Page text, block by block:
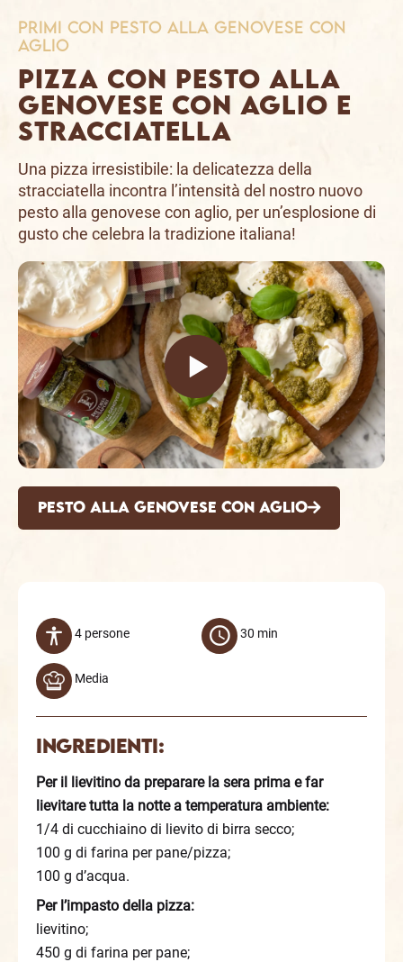
primi con Pesto alla Genovese con
Aglio
Pizza con Pesto alla
Genovese con aglio e
stracciatella
Una pizza irresistibile: la delicatezza della
stracciatella incontra l’intensità del nostro nuovo
pesto alla genovese con aglio, per un’esplosione di
gusto che celebra la tradizione italiana!
Pesto alla Genovese con Aglio
4 persone 30 min
Media
Ingredienti:
Per il lievitino da preparare la sera prima e far
lievitare tutta la notte a temperatura ambiente:
1/4 di cucchiaino di lievito di birra secco;
100 g di farina per pane/pizza;
100 g d’acqua.
Per l’impasto della pizza:
lievitino;
450 g di farina per pane;